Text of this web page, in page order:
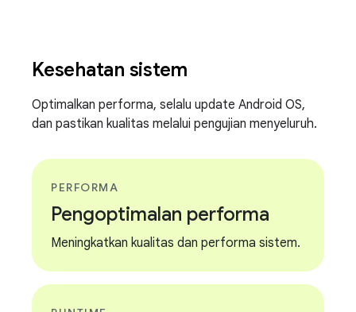
Kesehatan sistem
Optimalkan performa, selalu update Android OS,
dan pastikan kualitas melalui pengujian menyeluruh.
PERFORMA
Pengoptimalan performa
Meningkatkan kualitas dan performa sistem.